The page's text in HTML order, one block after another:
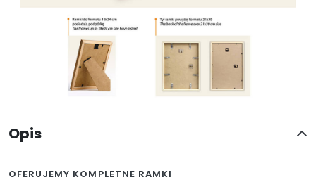
Opis
OFERUJEMY KOMPLETNE RAMKI